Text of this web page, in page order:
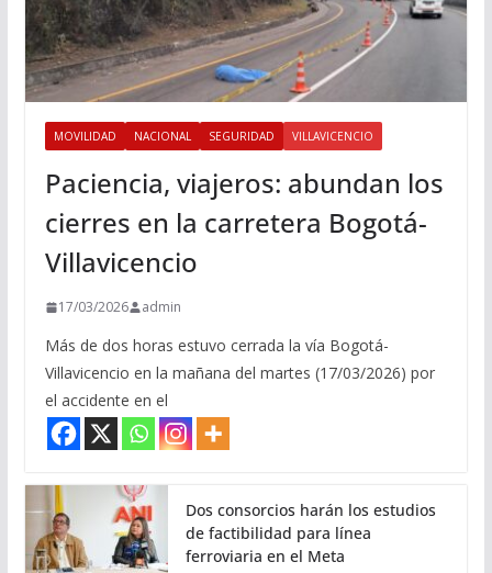
MOVILIDAD NACIONAL SEGURIDAD VILLAVICENCIO
Paciencia, viajeros: abundan los
cierres en la carretera Bogotá-
Villavicencio
17/03/2026 admin
Más de dos horas estuvo cerrada la vía Bogotá-
Villavicencio en la mañana del martes (17/03/2026) por
el accidente en el
Dos consorcios harán los estudios
de factibilidad para línea
ferroviaria en el Meta